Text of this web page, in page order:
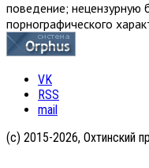
поведение; нецензурную
порнографического
VK
RSS
mail
(с) 2015-2026, Охтинский